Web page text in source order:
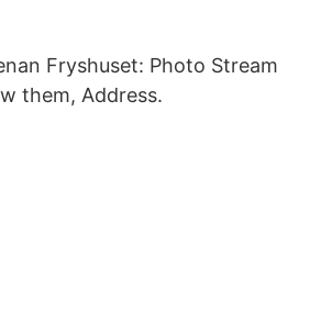
Fryshuset: Photo Stream
them, Address.